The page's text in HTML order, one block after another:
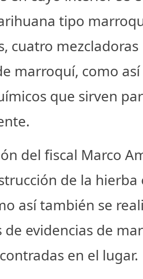
tipo
cuatro mezcladoras
marroquí, como
que sirven
del fiscal Marco
de la hierba
así también se
de evidencias de
en el lugar.